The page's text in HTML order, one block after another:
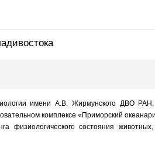
имени А.В. Жирмунского ДВО
комплексе «Приморский
физиологического состояния